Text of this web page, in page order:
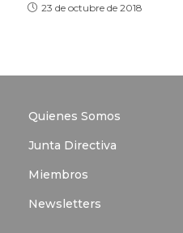
23 de octubre de 2018
Quienes Somos
Junta Directiva
Miembros
Newsletters